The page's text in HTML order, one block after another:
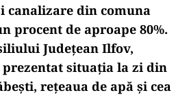
canalizare din comuna
procent de aproape 80%.
Județean Ilfov,
situația la zi din
rețeaua de apă și cea